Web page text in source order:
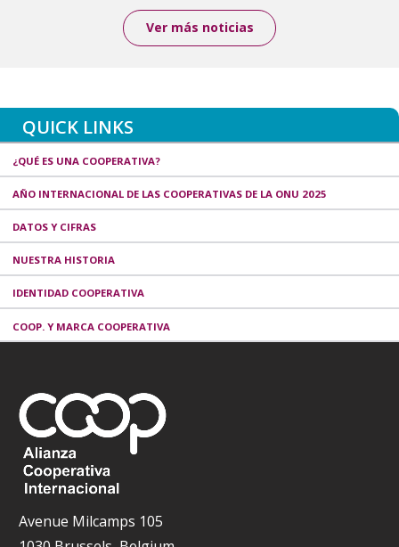
Ver más noticias
QUICK LINKS
¿QUÉ ES UNA COOPERATIVA?
AÑO INTERNACIONAL DE LAS COOPERATIVAS DE LA ONU 2025
DATOS Y CIFRAS
NUESTRA HISTORIA
IDENTIDAD COOPERATIVA
COOP. Y MARCA COOPERATIVA
Avenue Milcamps 105